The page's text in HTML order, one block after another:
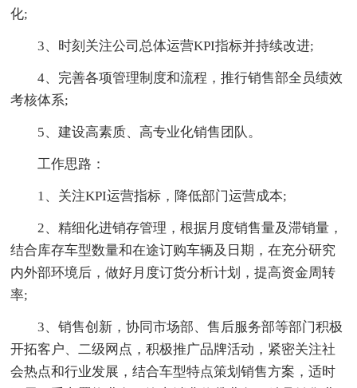
化;
3、时刻关注公司总体运营KPI指标并持续改进;
4、完善各项管理制度和流程，推行销售部全员绩效
考核体系;
5、建设高素质、高专业化销售团队。
工作思路：
1、关注KPI运营指标，降低部门运营成本;
2、精细化进销存管理，根据月度销售量及滞销量，
结合库存车型数量和在途订购车辆及日期，在充分研究
内外部环境后，做好月度订货分析计划，提高资金周转
率;
3、销售创新，协同市场部、售后服务部等部门积极
开拓客户、二级网点，积极推广品牌活动，紧密关注社
会热点和行业发展，结合车型特点策划销售方案，适时